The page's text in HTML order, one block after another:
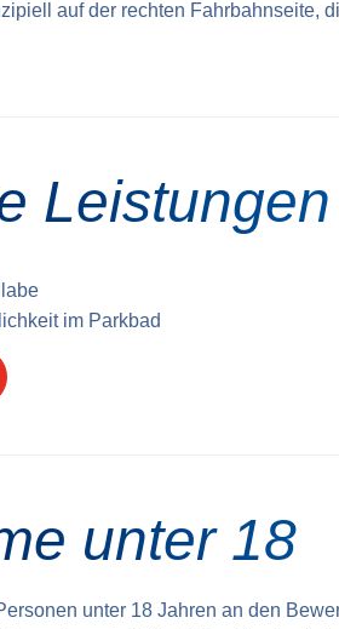
auf der rechten Fahrbahnseite,
Leistungen
im Parkbad
unter 18
unter 18 Jahren an den